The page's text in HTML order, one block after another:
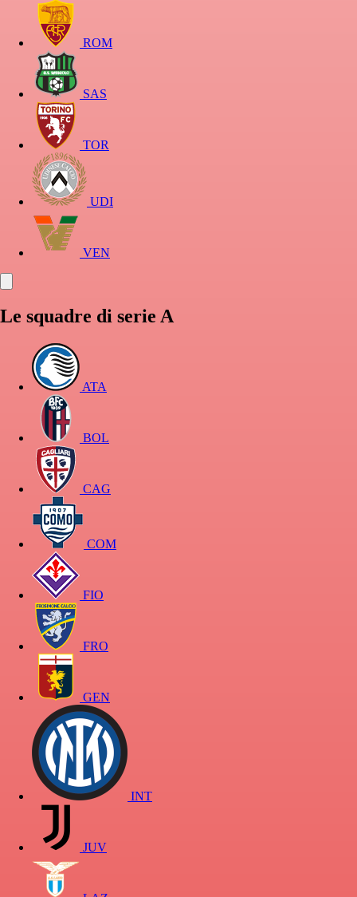
ROM
SAS
TOR
UDI
VEN
Le squadre di serie A
ATA
BOL
CAG
COM
FIO
FRO
GEN
INT
JUV